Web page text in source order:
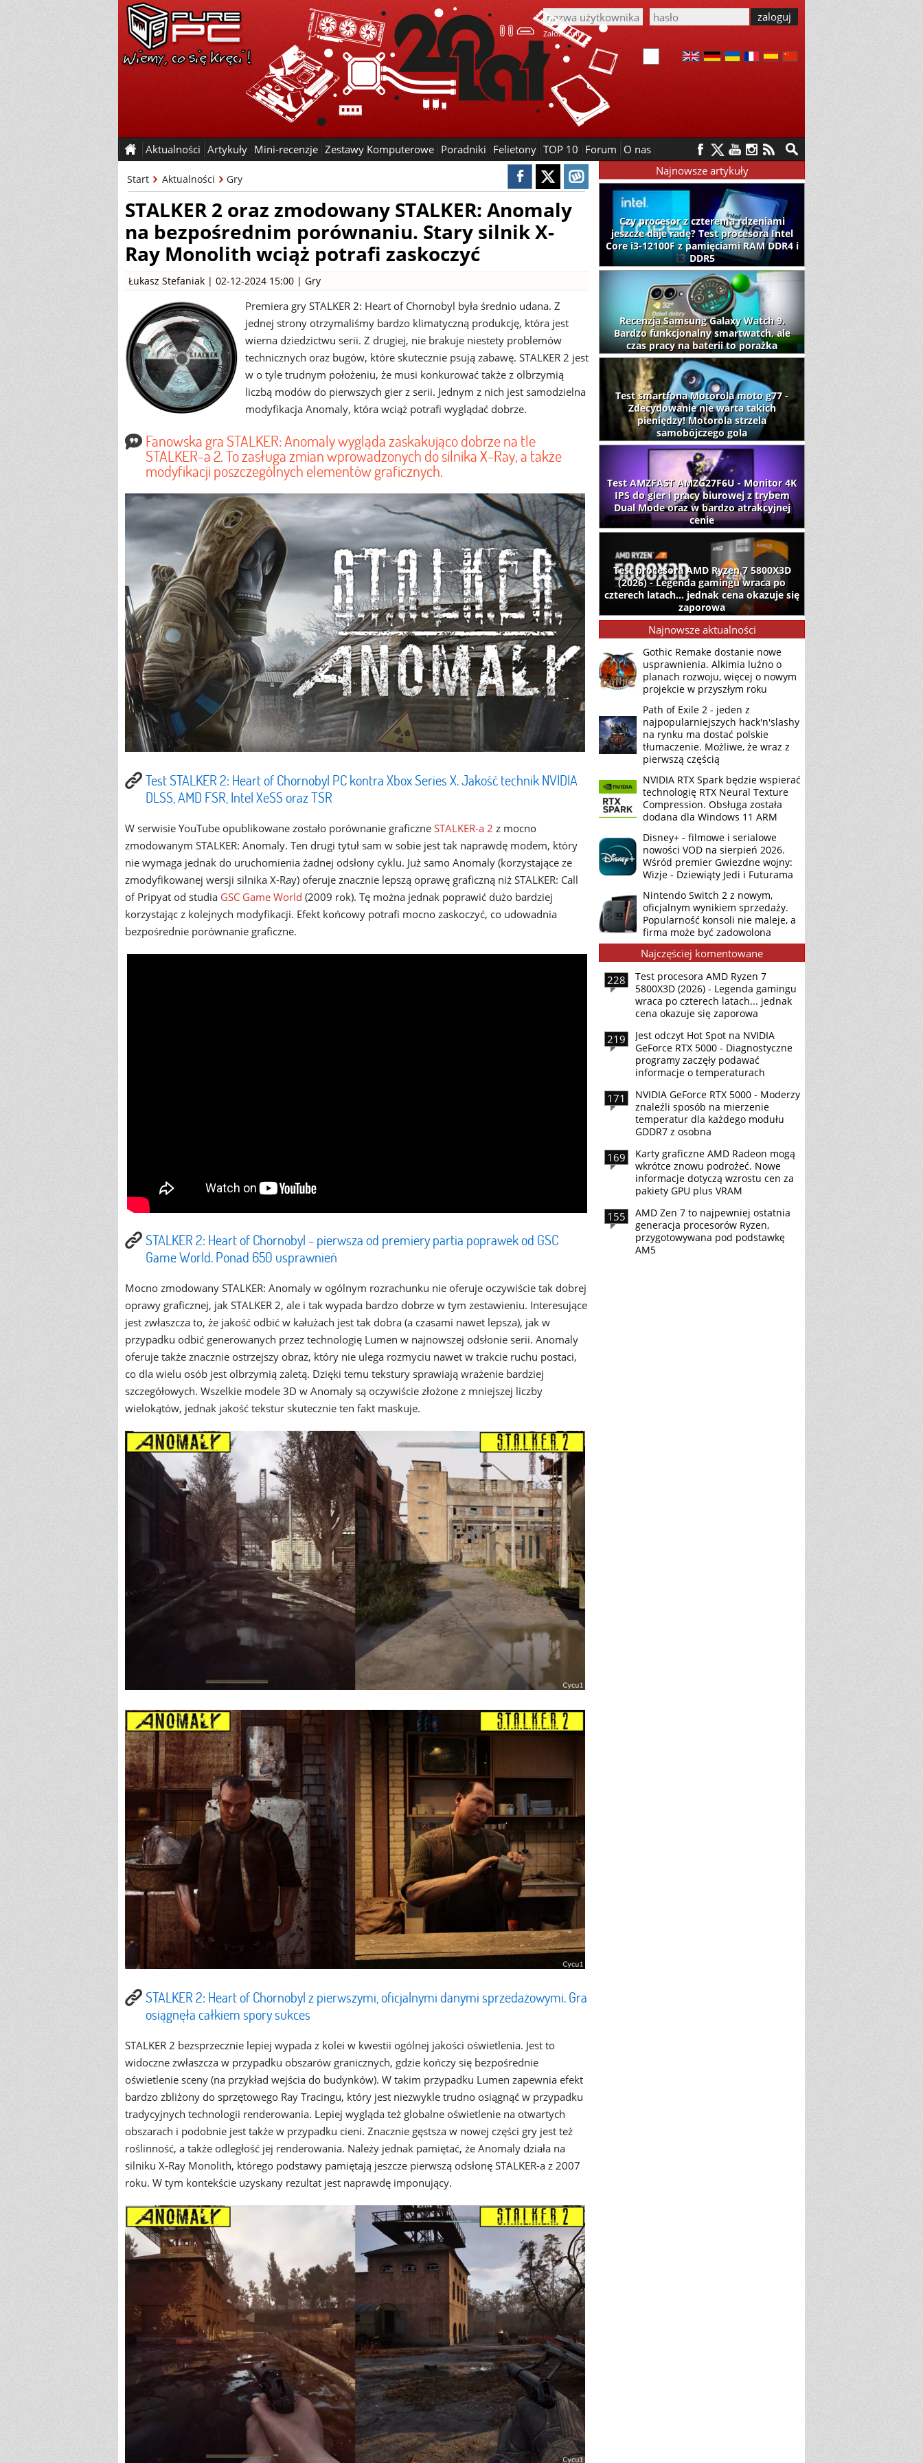
Załóż konto
Aktualności Artykuły Mini-recenzje Zestawy Komputerowe Poradniki Felietony TOP 10 Forum O nas
Start Aktualności Gry
STALKER 2 oraz zmodowany STALKER: Anomaly
na bezpośrednim porównaniu. Stary silnik X-
Ray Monolith wciąż potrafi zaskoczyć
Łukasz Stefaniak | 02-12-2024 15:00 | Gry
Premiera gry STALKER 2: Heart of Chornobyl była średnio udana. Z
jednej strony otrzymaliśmy bardzo klimatyczną produkcję, która jest
wierna dziedzictwu serii. Z drugiej, nie brakuje niestety problemów
technicznych oraz bugów, które skutecznie psują zabawę. STALKER 2 jest
w o tyle trudnym położeniu, że musi konkurować także z olbrzymią
liczbą modów do pierwszych gier z serii. Jednym z nich jest samodzielna
modyfikacja Anomaly, która wciąż potrafi wyglądać dobrze.
Fanowska gra STALKER: Anomaly wygląda zaskakująco dobrze na tle
STALKER-a 2. To zasługa zmian wprowadzonych do silnika X-Ray, a także
modyfikacji poszczególnych elementów graficznych.
Test STALKER 2: Heart of Chornobyl PC kontra Xbox Series X. Jakość technik NVIDIA
DLSS, AMD FSR, Intel XeSS oraz TSR
W serwisie YouTube opublikowane zostało porównanie graficzne STALKER-a 2 z mocno
zmodowanym STALKER: Anomaly. Ten drugi tytuł sam w sobie jest tak naprawdę modem, który
nie wymaga jednak do uruchomienia żadnej odsłony cyklu. Już samo Anomaly (korzystające ze
zmodyfikowanej wersji silnika X-Ray) oferuje znacznie lepszą oprawę graficzną niż STALKER: Call
of Pripyat od studia GSC Game World (2009 rok). Tę można jednak poprawić dużo bardziej
korzystając z kolejnych modyfikacji. Efekt końcowy potrafi mocno zaskoczyć, co udowadnia
bezpośrednie porównanie graficzne.
STALKER 2: Heart of Chornobyl - pierwsza od premiery partia poprawek od GSC
Game World. Ponad 650 usprawnień
Mocno zmodowany STALKER: Anomaly w ogólnym rozrachunku nie oferuje oczywiście tak dobrej
oprawy graficznej, jak STALKER 2, ale i tak wypada bardzo dobrze w tym zestawieniu. Interesujące
jest zwłaszcza to, że jakość odbić w kałużach jest tak dobra (a czasami nawet lepsza), jak w
przypadku odbić generowanych przez technologię Lumen w najnowszej odsłonie serii. Anomaly
oferuje także znacznie ostrzejszy obraz, który nie ulega rozmyciu nawet w trakcie ruchu postaci,
co dla wielu osób jest olbrzymią zaletą. Dzięki temu tekstury sprawiają wrażenie bardziej
szczegółowych. Wszelkie modele 3D w Anomaly są oczywiście złożone z mniejszej liczby
wielokątów, jednak jakość tekstur skutecznie ten fakt maskuje.
STALKER 2: Heart of Chornobyl z pierwszymi, oficjalnymi danymi sprzedażowymi. Gra
osiągnęła całkiem spory sukces
STALKER 2 bezsprzecznie lepiej wypada z kolei w kwestii ogólnej jakości oświetlenia. Jest to
widoczne zwłaszcza w przypadku obszarów granicznych, gdzie kończy się bezpośrednie
oświetlenie sceny (na przykład wejścia do budynków). W takim przypadku Lumen zapewnia efekt
bardzo zbliżony do sprzętowego Ray Tracingu, który jest niezwykle trudno osiągnąć w przypadku
tradycyjnych technologii renderowania. Lepiej wygląda też globalne oświetlenie na otwartych
obszarach i podobnie jest także w przypadku cieni. Znacznie gęstsza w nowej części gry jest też
roślinność, a także odległość jej renderowania. Należy jednak pamiętać, że Anomaly działa na
silniku X-Ray Monolith, którego podstawy pamiętają jeszcze pierwszą odsłonę STALKER-a z 2007
roku. W tym kontekście uzyskany rezultat jest naprawdę imponujący.
Najnowsze artykuły
Czy procesor z czterema rdzeniami
jeszcze daje radę? Test procesora Intel
Core i3-12100F z pamięciami RAM DDR4 i
DDR5
Recenzja Samsung Galaxy Watch 9.
Bardzo funkcjonalny smartwatch, ale
czas pracy na baterii to porażka
Test smartfona Motorola moto g77 -
Zdecydowanie nie warta takich
pieniędzy! Motorola strzela
samobójczego gola
Test AMZFAST AMZG27F6U - Monitor 4K
IPS do gier i pracy biurowej z trybem
Dual Mode oraz w bardzo atrakcyjnej
cenie
Test procesora AMD Ryzen 7 5800X3D
(2026) - Legenda gamingu wraca po
czterech latach... jednak cena okazuje się
zaporowa
Najnowsze aktualności
Gothic Remake dostanie nowe
usprawnienia. Alkimia luźno o
planach rozwoju, więcej o nowym
projekcie w przyszłym roku
Path of Exile 2 - jeden z
najpopularniejszych hack'n'slashy
na rynku ma dostać polskie
tłumaczenie. Możliwe, że wraz z
pierwszą częścią
NVIDIA RTX Spark będzie wspierać
technologię RTX Neural Texture
Compression. Obsługa została
dodana dla Windows 11 ARM
Disney+ - filmowe i serialowe
nowości VOD na sierpień 2026.
Wśród premier Gwiezdne wojny:
Wizje - Dziewiąty Jedi i Futurama
Nintendo Switch 2 z nowym,
oficjalnym wynikiem sprzedaży.
Popularność konsoli nie maleje, a
firma może być zadowolona
Najczęściej komentowane
228
Test procesora AMD Ryzen 7
5800X3D (2026) - Legenda gamingu
wraca po czterech latach... jednak
cena okazuje się zaporowa
219
Jest odczyt Hot Spot na NVIDIA
GeForce RTX 5000 - Diagnostyczne
programy zaczęły podawać
informacje o temperaturach
171
NVIDIA GeForce RTX 5000 - Moderzy
znaleźli sposób na mierzenie
temperatur dla każdego modułu
GDDR7 z osobna
169
Karty graficzne AMD Radeon mogą
wkrótce znowu podrożeć. Nowe
informacje dotyczą wzrostu cen za
pakiety GPU plus VRAM
155
AMD Zen 7 to najpewniej ostatnia
generacja procesorów Ryzen,
przygotowywana pod podstawkę
AM5